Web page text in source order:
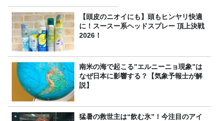
【頭皮のニオイにも】頭もヒンヤリ快適
に！スースー系ヘッドスプレー 頂上決戦
2026！
南米の海で起こる”エルニーニョ現象”は
なぜ日本に影響する？【気象予報士が解
説】
猛暑の救世主は“飲む氷”！今注目のアイ